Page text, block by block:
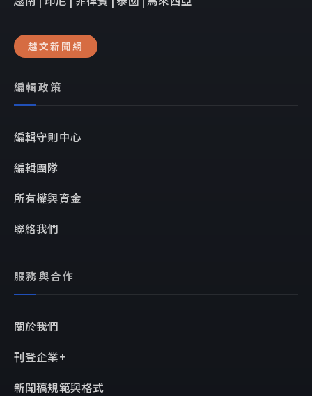
越文新聞網
編輯政策
編輯守則中心
編輯團隊
所有權與資金
聯絡我們
服務與合作
關於我們
刊登企業+
新聞稿規範與格式